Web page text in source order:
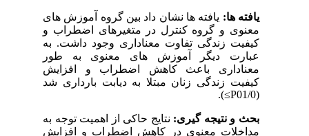
یافته ها:یافته ها نشان داد بین گروه آموزش های
معنوی و گروه کنترل در متغیرهای اضطراب و
کیفیت زندگی تفاوت معناداری وجود داشت. به
عبارت دیگر آموزش های معنوی به طور
معناداری باعث کاهش اضطراب و افزایش
کیفیت زندگی زنان مبتلا به دیابت بارداری شد
P
≤
).
بحث و نتیجه گیری:نتایج حاکی از اهمیت توجه به
مداخلات معنوی در کاهش اضطراب و افزایش